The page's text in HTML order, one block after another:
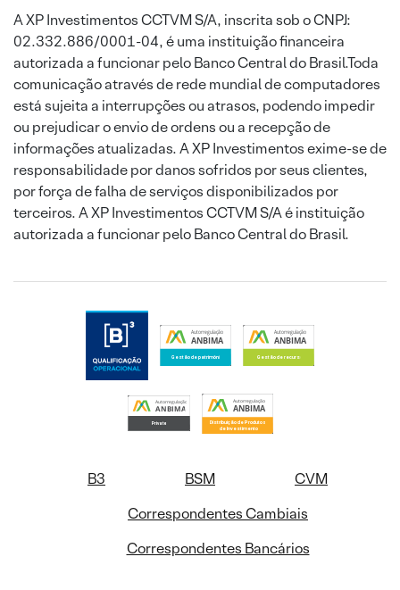
A XP Investimentos CCTVM S/A, inscrita sob o CNPJ:
02.332.886/0001-04, é uma instituição financeira
autorizada a funcionar pelo Banco Central do Brasil.Toda
comunicação através de rede mundial de computadores
está sujeita a interrupções ou atrasos, podendo impedir
ou prejudicar o envio de ordens ou a recepção de
informações atualizadas. A XP Investimentos exime-se de
responsabilidade por danos sofridos por seus clientes,
por força de falha de serviços disponibilizados por
terceiros. A XP Investimentos CCTVM S/A é instituição
autorizada a funcionar pelo Banco Central do Brasil.
B3 BSM
CVM
Correspondentes Cambiais
Correspondentes Bancários